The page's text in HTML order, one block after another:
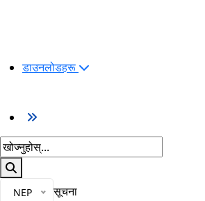
डाउनलोडहरू
खोज्नुहोस्
भाषा चयन गर्नुहोस्
NEP भाषा परिवर्तन गर्नुहोस्
मुख्य नेभिगेसनमा जानुहोस्
सूचना